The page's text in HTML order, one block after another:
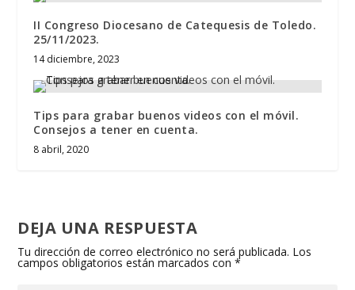
II Congreso Diocesano de Catequesis de Toledo.
25/11/2023.
14 diciembre, 2023
Tips para grabar buenos videos con el móvil.
Consejos a tener en cuenta.
8 abril, 2020
DEJA UNA RESPUESTA
Tu dirección de correo electrónico no será publicada. Los
campos obligatorios están marcados con*